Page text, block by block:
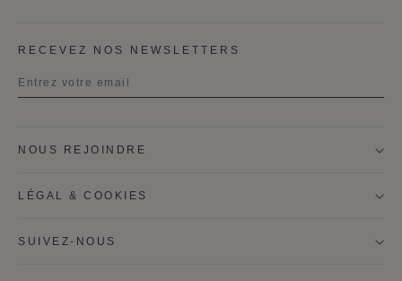
RECEVEZ NOS NEWSLETTERS
Prénom
Nom
NOUS REJOINDRE
LÉGAL & COOKIES
SUIVEZ-NOUS